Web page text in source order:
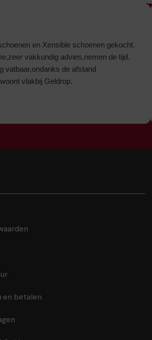
en Xensible schoenen gekocht.
vakkundig advies,nemen de tijd.
vatbaar,ondanks de afstand
vlakbij Geldrop.
en betalen